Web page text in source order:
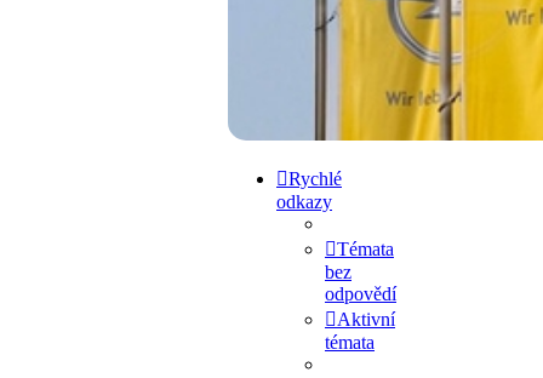
Rychlé
odkazy
Témata
bez
odpovědí
Aktivní
témata